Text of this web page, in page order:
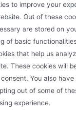
to improve your
Out of these
are stored on
of basic
that help us
These cookies will
You also
out of some of
experience.